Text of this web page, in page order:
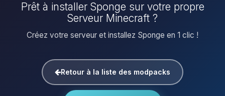
Prêt à installer Sponge sur votre propre
Serveur Minecraft ?
Créez votre serveur et installez Sponge en 1 clic !
Retour à la liste des modpacks